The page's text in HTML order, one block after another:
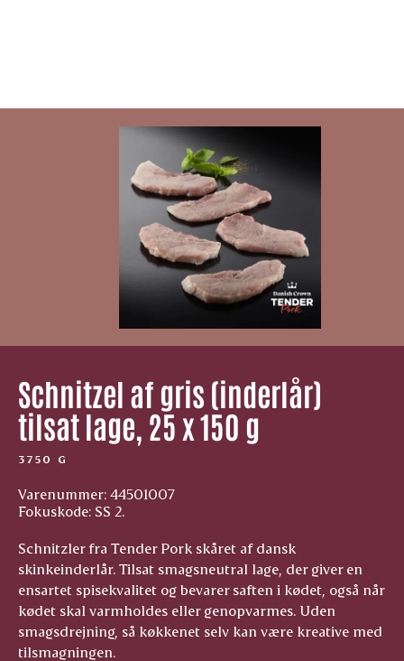
Schnitzel af gris (inderlår)
tilsat lage, 25 x 150 g
3750 G
Varenummer: 44501007
Fokuskode: SS 2.
Schnitzler fra Tender Pork skåret af dansk
skinkeinderlår. Tilsat smagsneutral lage, der giver en
ensartet spisekvalitet og bevarer saften i kødet, også når
kødet skal varmholdes eller genopvarmes. Uden
smagsdrejning, så køkkenet selv kan være kreative med
tilsmagningen.